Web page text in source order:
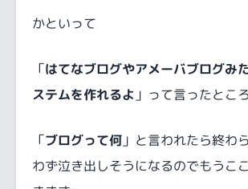
かといって
「はてなブログやアメーバブログみ
ステムを作れるよ 」って言ったとこ
「ブログって何 」と言われたら終わ
わず泣き出しそうになるのでもうこ